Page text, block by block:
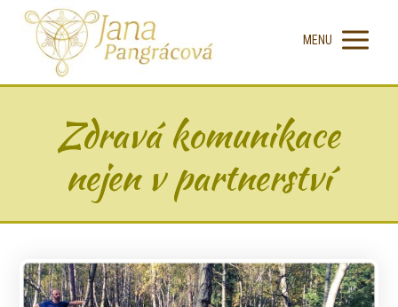
MENU
Zdravá komunikace
nejen v partnerství